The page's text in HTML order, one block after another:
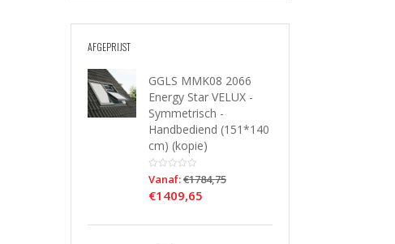
AFGEPRIJST
GGLS MMK08 2066
Energy Star VELUX -
Symmetrisch -
Handbediend (151*140
cm) (kopie)
Vanaf:€1784,75
€1409,65